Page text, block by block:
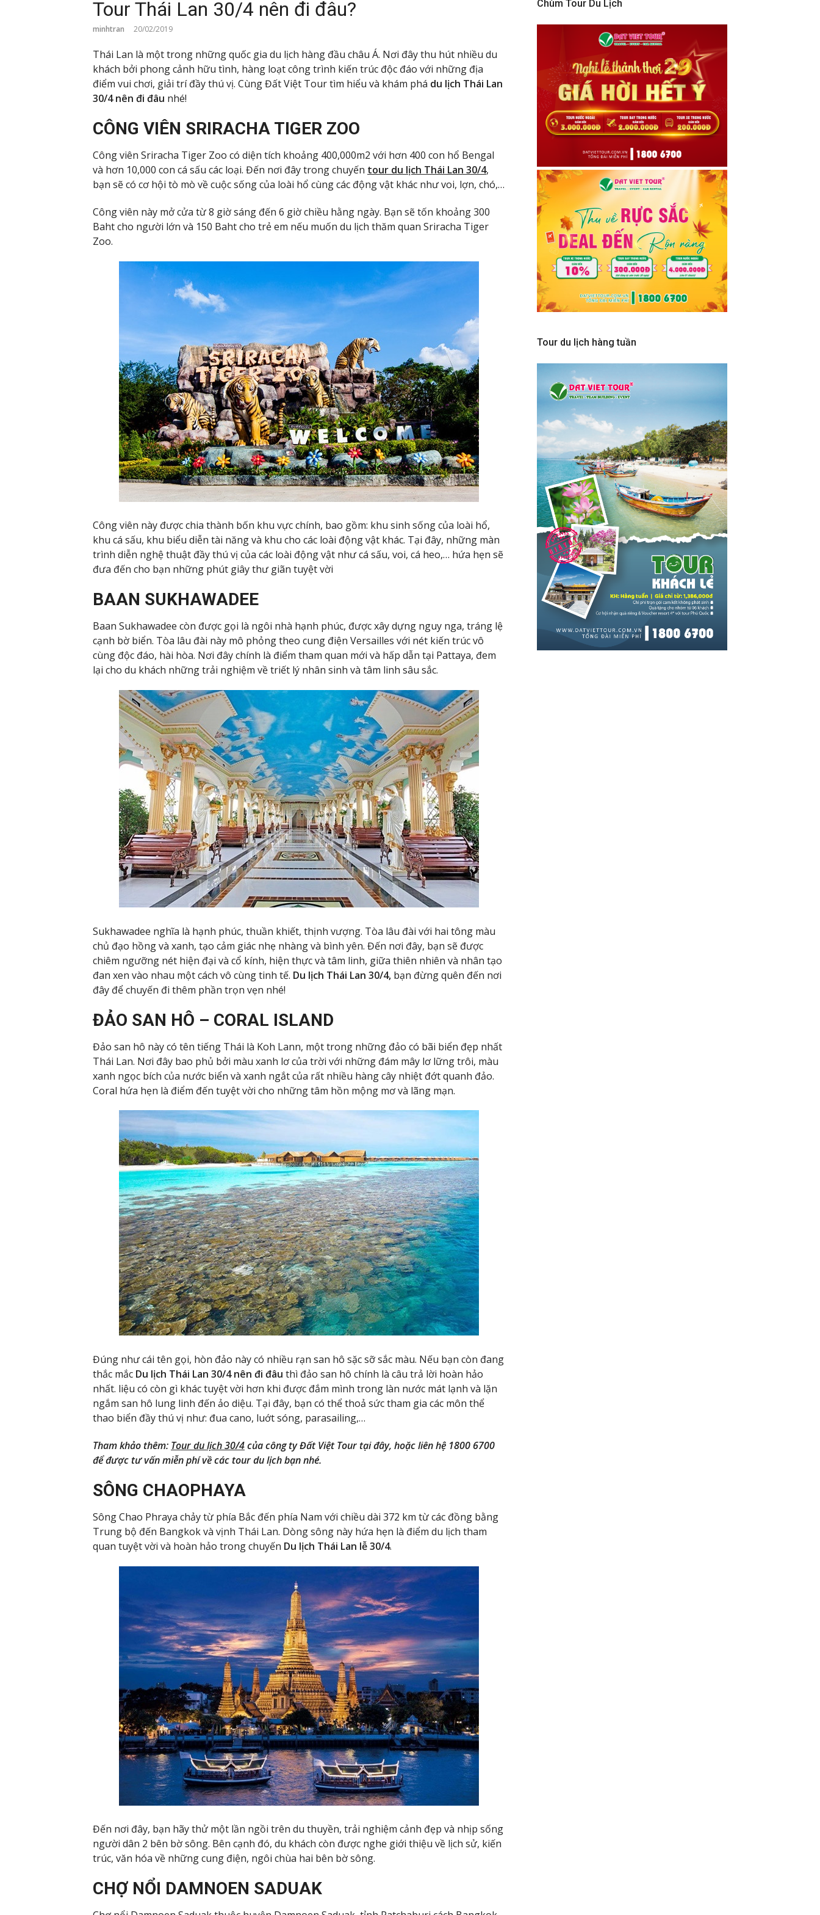
Tour Thái Lan 30/4 nên đi đâu?
minhtran 20/02/2019
Thái Lan là một trong những quốc gia du lịch hàng đầu châu Á. Nơi đây thu hút nhiều du
khách bởi phong cảnh hữu tình, hàng loạt công trình kiến trúc độc đáo với những địa
điểm vui chơi, giải trí đầy thú vị. Cùng Đất Việt Tour tìm hiểu và khám phá du lịch Thái Lan
30/4 nên đi đâu nhé!
CÔNG VIÊN SRIRACHA TIGER ZOO
Công viên Sriracha Tiger Zoo có diện tích khoảng 400,000m2 với hơn 400 con hổ Bengal
và hơn 10,000 con cá sấu các loại. Đến nơi đây trong chuyến tour du lịch Thái Lan 30/4,
bạn sẽ có cơ hội tò mò về cuộc sống của loài hổ cùng các động vật khác như voi, lợn, chó,…
Công viên này mở cửa từ 8 giờ sáng đến 6 giờ chiều hằng ngày. Bạn sẽ tốn khoảng 300
Baht cho người lớn và 150 Baht cho trẻ em nếu muốn du lịch thăm quan Sriracha Tiger
Zoo.
Công viên này được chia thành bốn khu vực chính, bao gồm: khu sinh sống của loài hổ,
khu cá sấu, khu biểu diễn tài năng và khu cho các loài động vật khác. Tại đây, những màn
trình diễn nghệ thuật đầy thú vị của các loài động vật như cá sấu, voi, cá heo,… hứa hẹn sẽ
đưa đến cho bạn những phút giây thư giãn tuyệt vời
BAAN SUKHAWADEE
Baan Sukhawadee còn được gọi là ngôi nhà hạnh phúc, được xây dựng nguy nga, tráng lệ
cạnh bờ biển. Tòa lâu đài này mô phỏng theo cung điện Versailles với nét kiến trúc vô
cùng độc đáo, hài hòa. Nơi đây chính là điểm tham quan mới và hấp dẫn tại Pattaya, đem
lại cho du khách những trải nghiệm về triết lý nhân sinh và tâm linh sâu sắc.
Sukhawadee nghĩa là hạnh phúc, thuần khiết, thịnh vượng. Tòa lâu đài với hai tông màu
chủ đạo hồng và xanh, tạo cảm giác nhẹ nhàng và bình yên. Đến nơi đây, bạn sẽ được
chiêm ngưỡng nét hiện đại và cổ kính, hiện thực và tâm linh, giữa thiên nhiên và nhân tạo
đan xen vào nhau một cách vô cùng tinh tế. Du lịch Thái Lan 30/4, bạn đừng quên đến nơi
đây để chuyến đi thêm phần trọn vẹn nhé!
ĐẢO SAN HÔ – CORAL ISLAND
Đảo san hô này có tên tiếng Thái là Koh Lann, một trong những đảo có bãi biển đẹp nhất
Thái Lan. Nơi đây bao phủ bởi màu xanh lơ của trời với những đám mây lơ lững trôi, màu
xanh ngọc bích của nước biển và xanh ngắt của rất nhiều hàng cây nhiệt đớt quanh đảo.
Coral hứa hẹn là điểm đến tuyệt vời cho những tâm hồn mộng mơ và lãng mạn.
Đúng như cái tên gọi, hòn đảo này có nhiều rạn san hô sặc sỡ sắc màu. Nếu bạn còn đang
thắc mắc Du lịch Thái Lan 30/4nên đi đâu thì đảo san hô chính là câu trả lời hoàn hảo
nhất. liệu có còn gì khác tuyệt vời hơn khi được đắm mình trong làn nước mát lạnh và lặn
ngắm san hô lung linh đến ảo diệu. Tại đây, bạn có thể thoả sức tham gia các môn thể
thao biển đầy thú vị như: đua cano, luớt sóng, parasailing,…
Tham khảo thêm: Tour du lịch 30/4của công ty Đất Việt Tour tại đây, hoặc liên hệ 1800 6700
để được tư vấn miễn phí về các tour du lịch bạn nhé.
SÔNG CHAOPHAYA
Sông Chao Phraya chảy từ phía Bắc đến phía Nam với chiều dài 372 km từ các đồng bằng
Trung bộ đến Bangkok và vịnh Thái Lan. Dòng sông này hứa hẹn là điểm du lịch tham
quan tuyệt vời và hoàn hảo trong chuyến Du lịch Thái Lan lễ 30/4.
Đến nơi đây, bạn hãy thử một lần ngồi trên du thuyền, trải nghiệm cảnh đẹp và nhịp sống
người dân 2 bên bờ sông. Bên cạnh đó, du khách còn được nghe giới thiệu về lịch sử, kiến
trúc, văn hóa về những cung điện, ngôi chùa hai bên bờ sông.
CHỢ NỔI DAMNOEN SADUAK
Chùm Tour Du Lịch
Tour du lịch hàng tuần